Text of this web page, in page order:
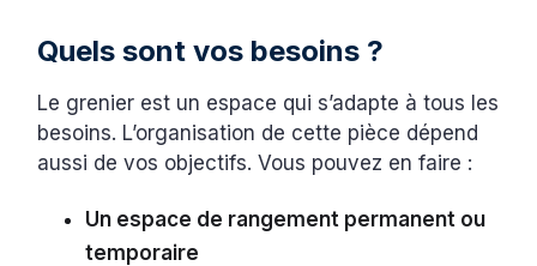
Quels sont vos besoins ?
Le grenier est un espace qui s’adapte à tous les
besoins. L’organisation de cette pièce dépend
aussi de vos objectifs. Vous pouvez en faire :
Un espace de rangement permanent ou
temporaire